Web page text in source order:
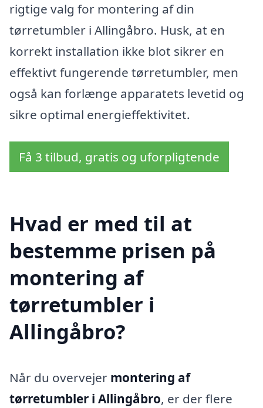
rigtige valg for montering af din
tørretumbler i Allingåbro. Husk, at en
korrekt installation ikke blot sikrer en
effektivt fungerende tørretumbler, men
også kan forlænge apparatets levetid og
sikre optimal energieffektivitet.
Få 3 tilbud, gratis og uforpligtende
Hvad er med til at
bestemme prisen på
montering af
tørretumbler i
Allingåbro?
Når du overvejer montering af
tørretumbler i Allingåbro, er der flere